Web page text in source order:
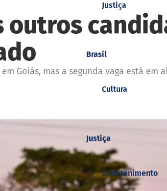
Justiça
Cultura
Entretenimento
Brasil
Justiça
outros
Goiás, mas a segunda vaga está